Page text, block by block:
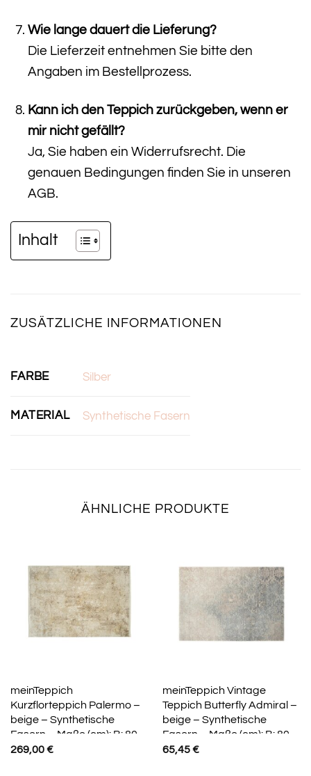
Wie lange dauert die Lieferung?
Die Lieferzeit entnehmen Sie bitte den
Angaben im Bestellprozess.
Kann ich den Teppich zurückgeben, wenn er
mir nicht gefällt?
Ja, Sie haben ein Widerrufsrecht. Die
genauen Bedingungen finden Sie in unseren
AGB.
Inhalt
ZUSÄTZLICHE INFORMATIONEN
FARBE Silber
MATERIAL Synthetische Fasern
ÄHNLICHE PRODUKTE
meinTeppich
Kurzflorteppich Palermo –
beige – Synthetische
Fasern – Maße (cm): B: 80
H: 0,8
269,00€
meinTeppich Vintage
Teppich Butterfly Admiral –
beige – Synthetische
Fasern – Maße (cm): B: 80
H: 1,3
65,45€